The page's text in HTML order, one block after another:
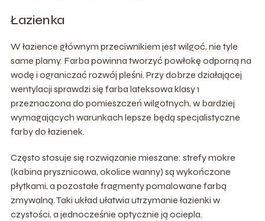
Łazienka
W łazience głównym przeciwnikiem jest wilgoć, nie tyle
same plamy. Farba powinna tworzyć powłokę odporną na
wodę i ograniczać rozwój pleśni. Przy dobrze działającej
wentylacji sprawdzi się farba lateksowa klasy 1
przeznaczona do pomieszczeń wilgotnych, w bardziej
wymagających warunkach lepsze będą specjalistyczne
farby do łazienek.
Często stosuje się rozwiązanie mieszane: strefy mokre
(kabina prysznicowa, okolice wanny) są wykończone
płytkami, a pozostałe fragmenty pomalowane farbą
zmywalną. Taki układ ułatwia utrzymanie łazienki w
czystości, a jednocześnie optycznie ją ociepla.